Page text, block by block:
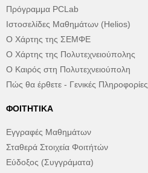
Πρόγραμμα PCLab
Ιστοσελίδες Μαθημάτων (Helios)
Ο Χάρτης της ΣΕΜΦΕ
Ο Χάρτης της Πολυτεχνειούπολης
Ο Καιρός στη Πολυτεχνειούπολη
Πώς θα έρθετε - Γενικές Πληροφορίες
ΦΟΙΤΗΤΙΚΆ
Εγγραφές Μαθημάτων
Σταθερά Στοιχεία Φοιτήτών
Εύδοξος (Συγγράματα)